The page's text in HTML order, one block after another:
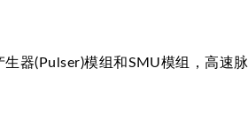
器(Pulser)模组和SMU模组，高速